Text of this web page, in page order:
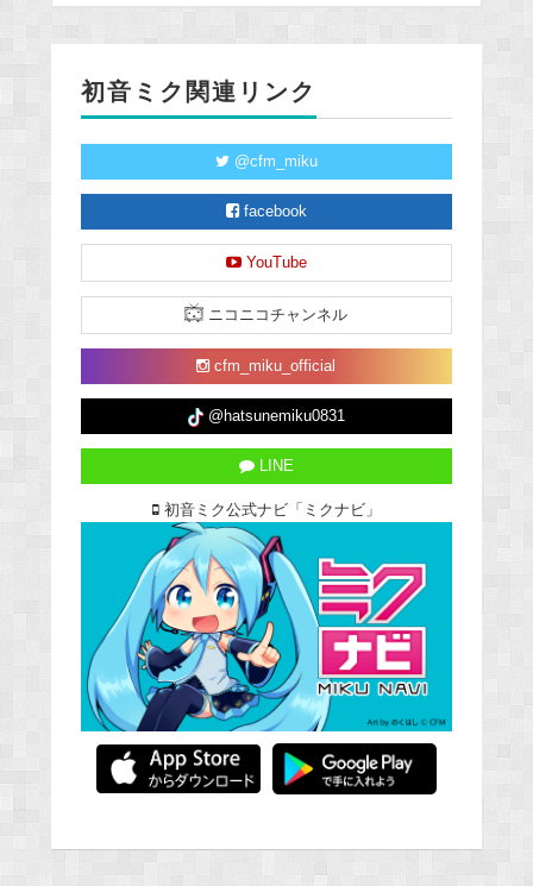
初音ミク関連リンク
@cfm_miku
facebook
YouTube
ニコニコチャンネル
cfm_miku_official
@hatsunemiku0831
LINE
初音ミク公式ナビ「ミクナビ」